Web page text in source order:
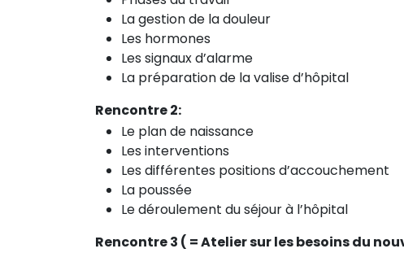
La gestion de la douleur
Les hormones
Les signaux d’alarme
La préparation de la valise d’hôpital
Rencontre 2:
Le plan de naissance
Les interventions
Les différentes positions d’accouchement
La poussée
Le déroulement du séjour à l’hôpital
Rencontre 3 ( = Atelier sur les besoins du